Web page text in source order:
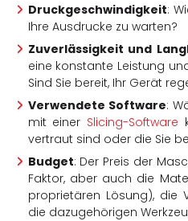
Druckgeschwindigkeit:
Ihre Ausdrucke zu warten?
Zuverlässigkeit und
eine konstante Leistung
Sind Sie bereit, Ihr Gerät
Verwendete Software:
mit einer Slicing-Software
vertraut sind oder die Sie
Budget: Der Preis der
Faktor, aber auch die
proprietären Lösung), die
die dazugehörigen